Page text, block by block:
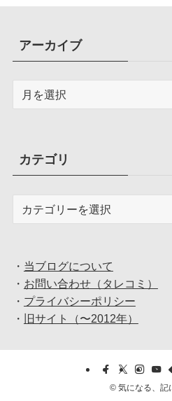
アーカイブ
ブカテゴリ
・ 当ブログについて
・ お問い合わせ（タレコミ）
・ プライバシーポリシー
・
旧サイト（〜2012年）
©気になる、記